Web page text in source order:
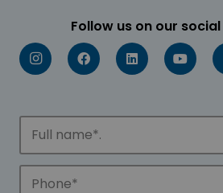
Follow us on our